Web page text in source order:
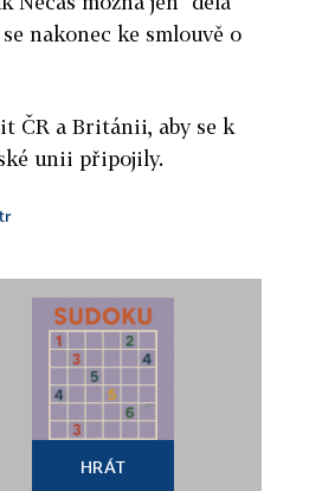
nakonec ke smlouvě o
ČR a Británii, aby se k
unii připojily.
HRÁT